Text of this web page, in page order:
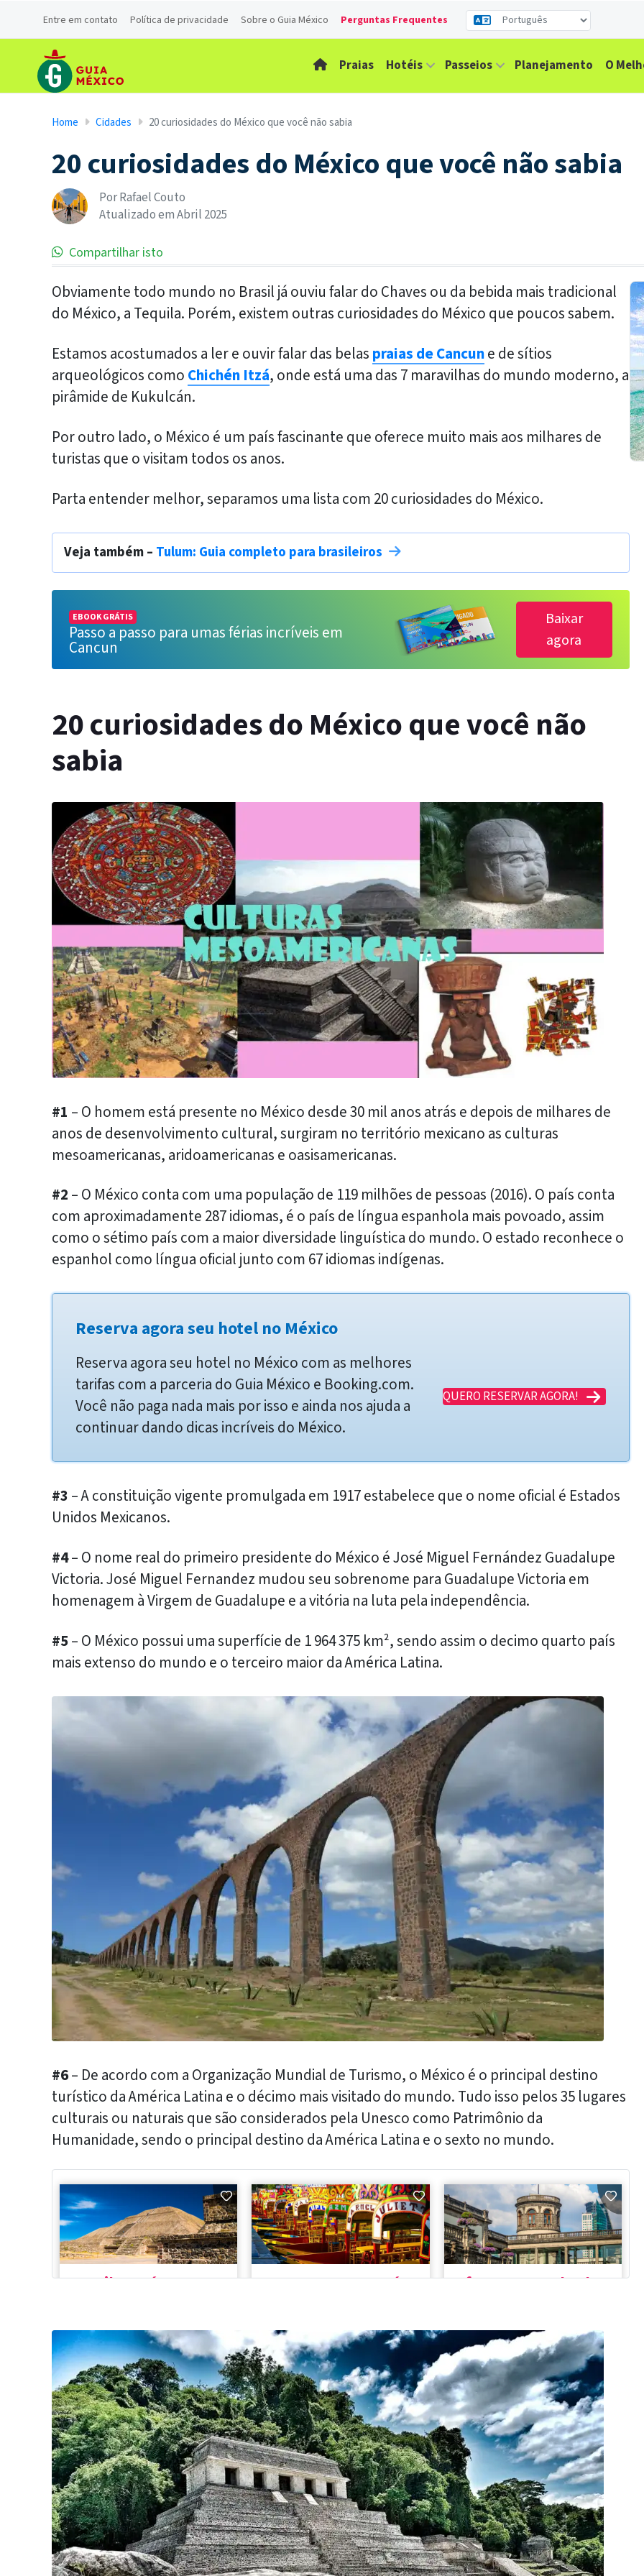
Entre em contato Política de privacidade Sobre o Guia México Perguntas Frequentes
Praias Hotéis Passeios Planejamento O
Home Cidades 20 curiosidades do México que você não sabia
20 curiosidades do México que você não sabia
Por Rafael Couto
Atualizado emAbril 2025
Compartilhar isto
Obviamente todo mundo no Brasil já ouviu falar do Chaves ou da bebida mais tradicional
do México, a Tequila. Porém, existem outras curiosidades do México que poucos sabem.
Estamos acostumados a ler e ouvir falar das belas praias de Cancune de sítios
arqueológicos como Chichén Itzá, onde está uma das 7 maravilhas do mundo moderno, a
pirâmide de Kukulcán.
Por outro lado, o México é um país fascinante que oferece muito mais aos milhares de
turistas que o visitam todos os anos.
Parta entender melhor, separamos uma lista com 20 curiosidades do México.
Veja também – Tulum: Guia completo para brasileiros
EBOOK GRÁTIS
Passo a passo para umas férias incríveis em
Cancun
Baixar
agora
20 curiosidades do México que você não
sabia
#1 – O homem está presente no México desde 30 mil anos atrás e depois de milhares de
anos de desenvolvimento cultural, surgiram no território mexicano as culturas
mesoamericanas, aridoamericanas e oasisamericanas.
#2 – O México conta com uma população de 119 milhões de pessoas (2016). O país conta
com aproximadamente 287 idiomas, é o país de língua espanhola mais povoado, assim
como o sétimo país com a maior diversidade linguística do mundo. O estado reconhece o
espanhol como língua oficial junto com 67 idiomas indígenas.
Reserva agora seu hotel no México
Reserva agora seu hotel no México com as melhores
tarifas com a parceria do Guia México e Booking.com.
Você não paga nada mais por isso e ainda nos ajuda a
continuar dando dicas incríveis do México.
QUERO RESERVAR AGORA!
#3 – A constituição vigente promulgada em 1917 estabelece que o nome oficial é Estados
Unidos Mexicanos.
#4– O nome real do primeiro presidente do México é José Miguel Fernández Guadalupe
Victoria. José Miguel Fernandez mudou seu sobrenome para Guadalupe Victoria em
homenagem à Virgem de Guadalupe e a vitória na luta pela independência.
#5– O México possui uma superfície de 1 964 375 km², sendo assim o decimo quarto país
mais extenso do mundo e o terceiro maior da América Latina.
#6– De acordo com a Organização Mundial de Turismo, o México é o principal destino
turístico da América Latina e o décimo mais visitado do mundo. Tudo isso pelos 35 lugares
culturais ou naturais que são considerados pela Unesco como Patrimônio da
Humanidade, sendo o principal destino da América Latina e o sexto no mundo.